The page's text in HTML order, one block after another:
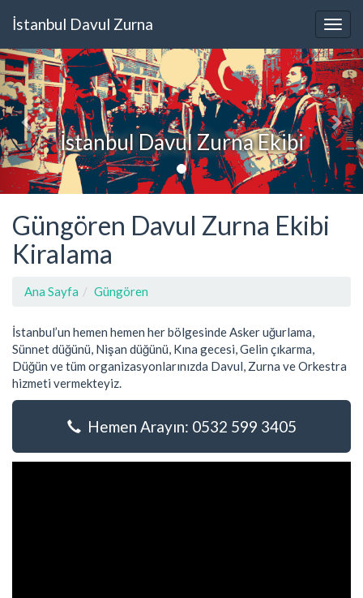
İstanbul Davul Zurna
İstanbul Davul Zurna Ekibi
Güngören Davul Zurna Ekibi
Kiralama
Ana Sayfa Güngören
İstanbul’un hemen hemen her bölgesinde Asker uğurlama,
Sünnet düğünü, Nişan düğünü, Kına gecesi, Gelin çıkarma,
Düğün ve tüm organizasyonlarınızda Davul, Zurna ve Orkestra
hizmeti vermekteyiz.
Hemen Arayın: 0532 599 3405